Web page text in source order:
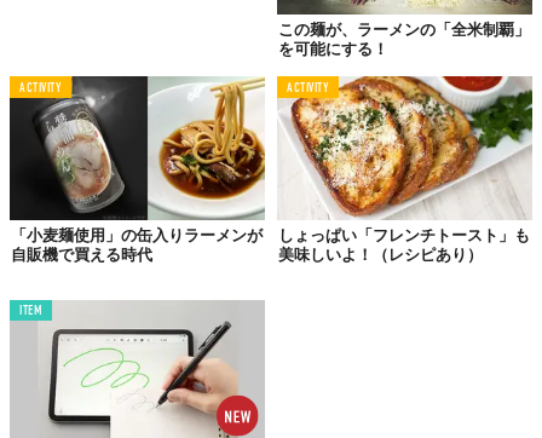
・チャーシュー：適量
・煮卵：適量
・メンマ：適量
・魚粉：適量
① たっぷりのお湯で袋めん1玉を規定時間茹でる。
② 茹で上がるタイミングを図りながら、お湯に味覇、ほんだし、
砂糖、醤油を入れてよく溶かしてつけダレを仕上げる。
③ 茹でた麺をザルにとり、冷水でしめて盛り付ける。お好みでチ
この麺が、ラーメンの「全米制覇」
を可能にする！
ACTIVITY
「小麦麺使用」の缶入りラーメンが
自販機で買える時代
ACTIVITY
しょっぱい「フレンチトースト」も
美味しいよ！（レシピあり）
ITEM